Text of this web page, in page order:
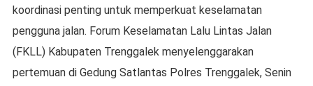
koordinasi penting untuk memperkuat keselamatan
pengguna jalan. Forum Keselamatan Lalu Lintas Jalan
(FKLL) Kabupaten Trenggalek menyelenggarakan
pertemuan di Gedung Satlantas Polres Trenggalek, Senin